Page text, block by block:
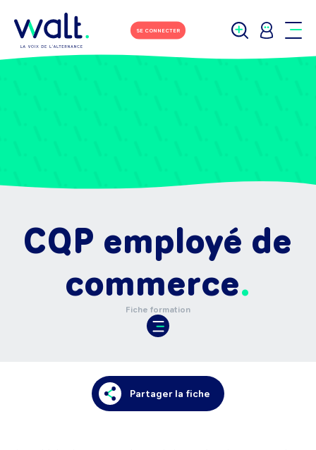
SE CONNECTER
CQP employé de
commerce
Fiche formation
Partager la fiche